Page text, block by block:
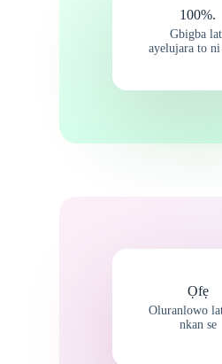
100%.
Gbigba
ayelujara to ni
Ọfẹ
Oluranlowo
nkan se